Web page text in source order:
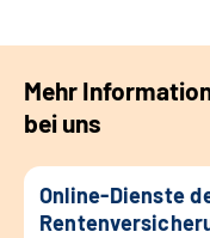
Mehr
bei uns
Online-Dienste